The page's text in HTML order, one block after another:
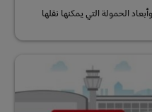
الحمولة التي يمكنها نقلها